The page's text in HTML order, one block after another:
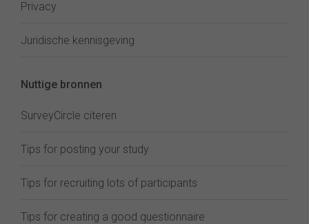
Privacy
Juridische kennisgeving
Nuttige bronnen
SurveyCircle citeren
Tips for posting your study
Tips for recruiting lots of participants
Tips for creating a good questionnaire